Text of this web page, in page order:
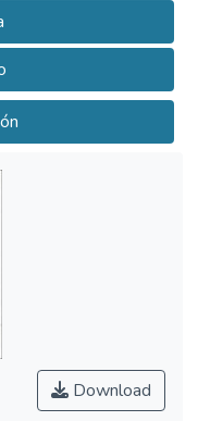
Download